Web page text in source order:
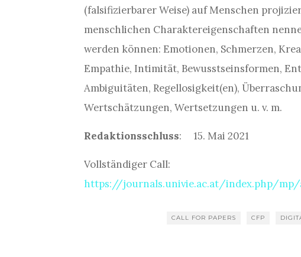
(falsifizierbarer Weise) auf Menschen
menschlichen Charaktereigenschaften
werden können: Emotionen, Schmerzen,
Empathie, Intimität, Bewusstseinsformen,
Ambiguitäten, Regellosigkeit(en),
Wertschätzungen, Wertsetzungen u. v. m.
Redaktionsschluss: 15. Mai 2021
Vollständiger Call:
https://journals.univie.ac.at/index.php/
CALL FOR PAPERS CFP